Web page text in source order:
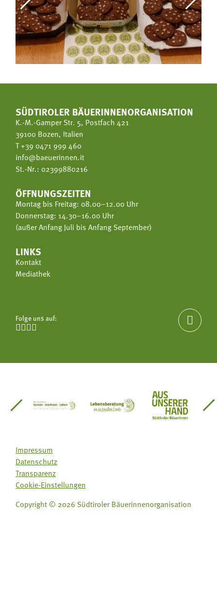
SÜDTIROLER BÄUERINNENORGANISATION
K.-M.-Gamper Str. 5, Postfach 421
39100 Bozen, Italien
T+39 0471 999 460
info@baeuerinnen.it
St.-Nr.: 02399880216
ÖFFNUNGSZEITEN
Montag bis Freitag: 08.00–12.00 Uhr
Donnerstag: 14.30–16.00 Uhr
(außer Anfang Juli bis Anfang September)
LINKS
Kontakt
Mediathek
Folge uns auf:
   

Südtirol
Gärtnervereinigung
Sozialgenossenschaft Mit Bäuerinnen lernen -
Lebensberatung für dieAus unserer
Impressum
Datenschutz
Transparenz
Cookie-Einstellungen
Copyright © 2026 Südtiroler Bäuerinnenorganisation